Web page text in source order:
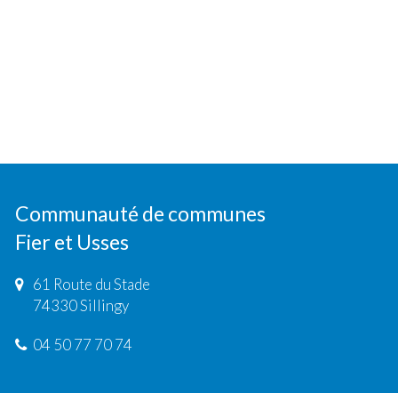
Communauté de communes
Fier et Usses
61 Route du Stade
74330 Sillingy
04 50 77 70 74